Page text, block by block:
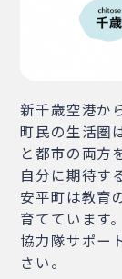
新千歳空港か
町民の生活圏
と都市の両方
自分に期待す
安平町は教育
育てています。
協力隊サポー
さい。